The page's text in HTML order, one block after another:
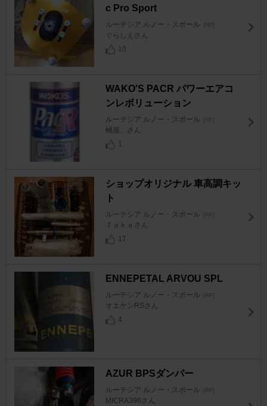
c Pro Sport
ルーテシア ルノー・スポール [RF]
ぐらしえさん
10
WAKO'S PACR パワーエアコ
ンレボリューション
ルーテシア ルノー・スポール [RF]
桶屋…さん
1
ショップオリジナル 車高調キッ
ト
ルーテシア ルノー・スポール [RF]
Ｔａｋｅさん
17
ENNEPETAL ARVOU SPL
ルーテシア ルノー・スポール [RF]
オエケンRSさん
4
AZUR BPSダンパー
ルーテシア ルノー・スポール [RF]
MICRA396さん